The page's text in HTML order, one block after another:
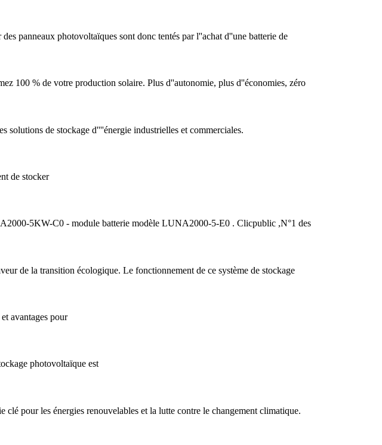
panneaux photovoltaïques sont donc tentés par l''achat d''une batterie de
100 % de votre production solaire. Plus d''autonomie, plus d''économies, zéro
solutions de stockage d''''énergie industrielles et commerciales.
de stocker
5KW-C0 - module batterie modèle LUNA2000-5-E0 . Clicpublic ,N°1 des
de la transition écologique. Le fonctionnement de ce système de stockage
avantages pour
photovoltaïque est
pour les énergies renouvelables et la lutte contre le changement climatique.